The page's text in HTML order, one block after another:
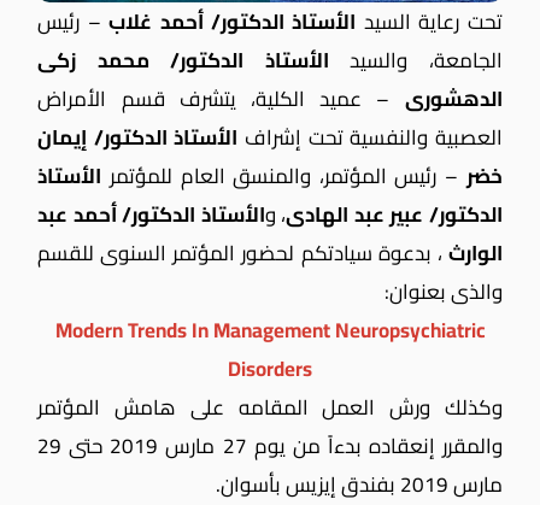
تحت رعاية السيد الأستاذ الدكتور/ أحمد غلاب– رئيس
الجامعة، والسيد الأستاذ الدكتور/ محمد زكى
الدهشورى – عميد الكلية، يتشرف قسم الأمراض
العصبية والنفسية تحت إشراف الأستاذ الدكتور/ إيمان
خضر– رئيس المؤتمر، والمنسق العام للمؤتمر الأستاذ
الدكتور/ عبير عبد الهادى، والأستاذ الدكتور/ أحمد عبد
الوارث، بدعوة سيادتكم لحضور المؤتمر السنوى للقسم
والذى بعنوان:
Modern Trends In Management Neuropsychiatric
Disorders
وكذلك ورش العمل المقامه على هامش المؤتمر
والمقرر إنعقاده بدءاً من يوم 27 مارس 2019 حتى 29
مارس 2019 بفندق إيزيس بأسوان.